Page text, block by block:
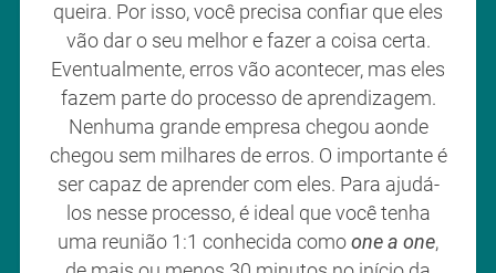
queira. Por isso, você precisa confiar que eles
vão dar o seu melhor e fazer a coisa certa.
Eventualmente, erros vão acontecer, mas eles
fazem parte do processo de aprendizagem.
Nenhuma grande empresa chegou aonde
chegou sem milhares de erros. O importante é
ser capaz de aprender com eles. Para ajudá-
los nesse processo, é ideal que você tenha
uma reunião 1:1 conhecida como one a one,